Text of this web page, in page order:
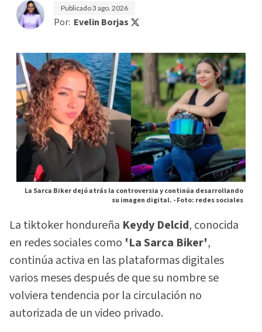
Publicado3 ago. 2026
Por: Evelin Borjas
La Sarca Biker dejó atrás la controversia y continúa desarrollando
su imagen digital. -Foto: redes sociales
La tiktoker hondureña Keydy Delcid, conocida
en redes sociales como 'La Sarca Biker',
continúa activa en las plataformas digitales
varios meses después de que su nombre se
volviera tendencia por la circulación no
autorizada de un video privado.